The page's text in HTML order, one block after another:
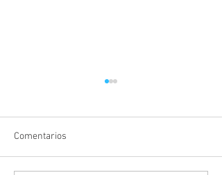
Comentarios